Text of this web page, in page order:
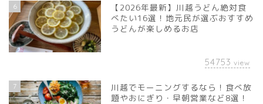
6
【2026年最新】川越うどん絶対食
べたい16選！地元民が選ぶおすすめ
うどんが楽しめるお店
54753 view
7
川越でモーニングするなら！食べ放
題やおにぎり・早朝営業など8選！